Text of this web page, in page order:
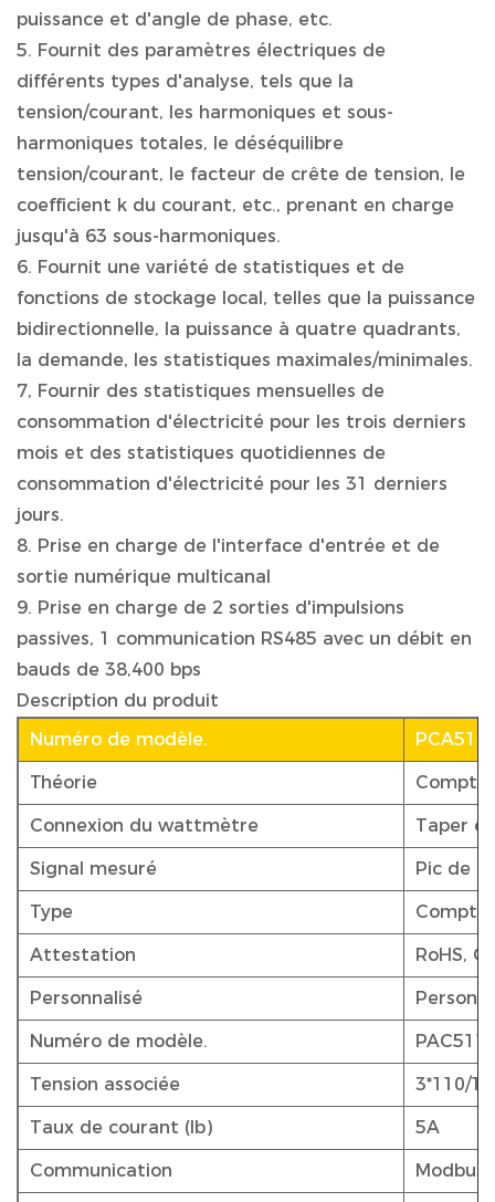
puissance et d'angle de phase, etc.
5. Fournit des paramètres électriques de
différents types d'analyse, tels que la
tension/courant, les harmoniques et sous-
harmoniques totales, le déséquilibre
tension/courant, le facteur de crête de tension, le
coefficient k du courant, etc., prenant en charge
jusqu'à 63 sous-harmoniques.
6. Fournit une variété de statistiques et de
fonctions de stockage local, telles que la puissance
bidirectionnelle, la puissance à quatre quadrants,
la demande, les statistiques maximales/minimales.
7, Fournir des statistiques mensuelles de
consommation d'électricité pour les trois derniers
mois et des statistiques quotidiennes de
consommation d'électricité pour les 31 derniers
jours.
8. Prise en charge de l'interface d'entrée et de
sortie numérique multicanal
9. Prise en charge de 2 sorties d'impulsions
passives, 1 communication RS485 avec un débit en
bauds de 38,400 bps
Description du produit
Numéro de modèle.
Théorie
Connexion du wattmètre Taper
Signal mesuré Pic de
Type
Attestation RoHS,
Personnalisé
Numéro de modèle.
Tension associée 3*110/
Taux de courant (Ib) 5A
Communication Modbus